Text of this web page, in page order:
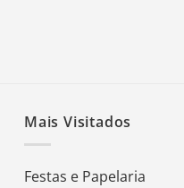
Mais Visitados
Festas e Papelaria